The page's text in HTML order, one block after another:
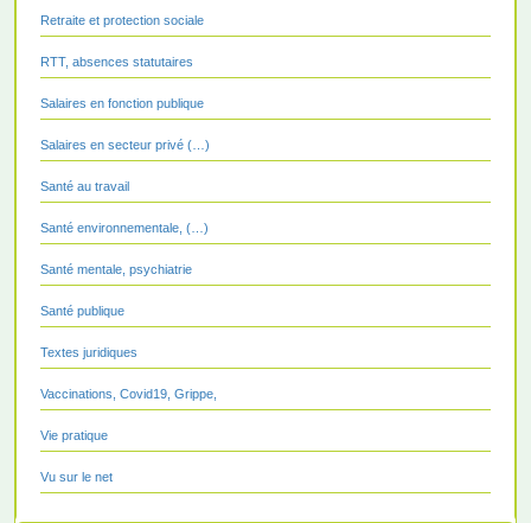
Retraite et protection sociale
RTT, absences statutaires
Salaires en fonction publique
Salaires en secteur privé (…)
Santé au travail
Santé environnementale, (…)
Santé mentale, psychiatrie
Santé publique
Textes juridiques
Vaccinations, Covid19, Grippe,
Vie pratique
Vu sur le net